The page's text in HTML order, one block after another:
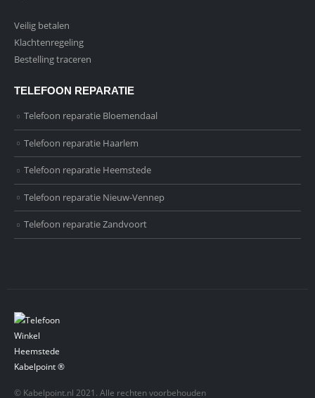
Veilig betalen
Klachtenregeling
Bestelling traceren
TELEFOON REPARATIE
Telefoon reparatie Bloemendaal
Telefoon reparatie Haarlem
Telefoon reparatie Heemstede
Telefoon reparatie Nieuw-Vennep
Telefoon reparatie Zandvoort
© Kabelpoint.nl 2021. Alle rechten voorbehouden